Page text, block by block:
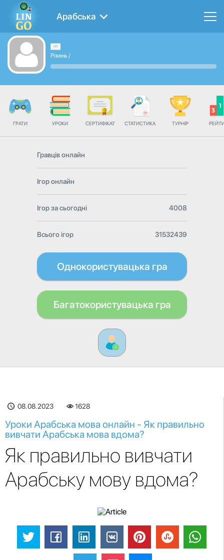
Арабська
Рівень /
ГРАТИ УРОКИ СЕРТИФІКАТ СТАТИСТИКА ТУРНІР
Гравців онлайн
Ігор онлайн
Ігор за сьогодні 4008
Всього ігор 31532439
Однокористувацька гра
Багатокористувацька гра
08.08.2023 1628
Уроки Арабська мова онлайн - Як правильно
вивчати Арабська мова вдома?
Як правильно вивчати
Арабську мову вдома?